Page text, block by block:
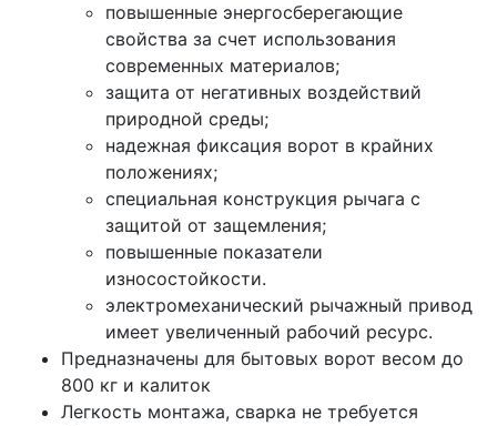
повышенные энергосберегающие
свойства за счет использования
современных материалов;
защита от негативных воздействий
природной среды;
надежная фиксация ворот в крайних
положениях;
специальная конструкция рычага с
защитой от защемления;
повышенные показатели
износостойкости.
электромеханический рычажный привод
имеет увеличенный рабочий ресурс.
Предназначены для бытовых ворот весом до
800 кг и калиток
Легкость монтажа, сварка не требуется